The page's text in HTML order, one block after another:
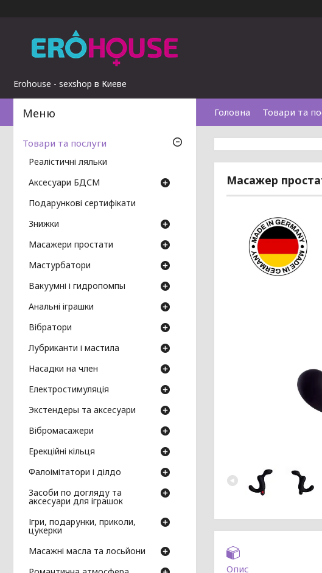
Erohouse - sexshop в Киеве
Головна Товари та
Масажер
Опис
Товари та послуги
Реалістичні ляльки
Аксесуари БДСМ
Подарункові сертифікати
Знижки
Масажери простати
Мастурбатори
Вакуумні і гидропомпы
Анальні іграшки
Вібратори
Лубриканти і мастила
Насадки на член
Електростимуляція
Экстендеры та аксесуари
Вібромасажери
Ерекційні кільця
Фалоімітатори і ділдо
Засоби по догляду та
аксесуари для іграшок
Ігри, подарунки, приколи,
цукерки
Масажні масла та лосьйони